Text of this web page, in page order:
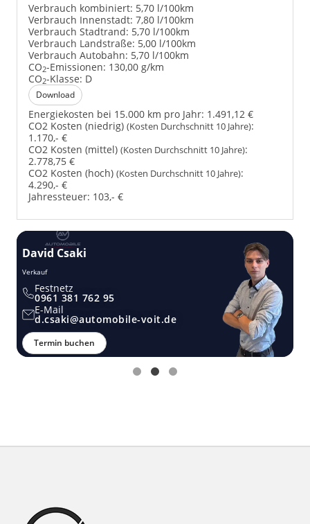
Verbrauch kombiniert: 5,70 l/100km
Verbrauch Innenstadt: 7,80 l/100km
Verbrauch Stadtrand: 5,70 l/100km
Verbrauch Landstraße: 5,00 l/100km
Verbrauch Autobahn: 5,70 l/100km
CO2-Emissionen: 130,00 g/km
CO2-Klasse: D
Download
Energiekosten bei 15.000 km pro Jahr: 1.491,12 €
CO2 Kosten (niedrig) (Kosten Durchschnitt 10 Jahre):
1.170,- €
CO2 Kosten (mittel) (Kosten Durchschnitt 10 Jahre):
2.778,75 €
CO2 Kosten (hoch) (Kosten Durchschnitt 10 Jahre):
4.290,- €
Jahressteuer: 103,- €
David Csaki
Verkauf
Festnetz
0961 381 762 95
E-Mail
d.csaki@automobile-voit.de
Termin buchen